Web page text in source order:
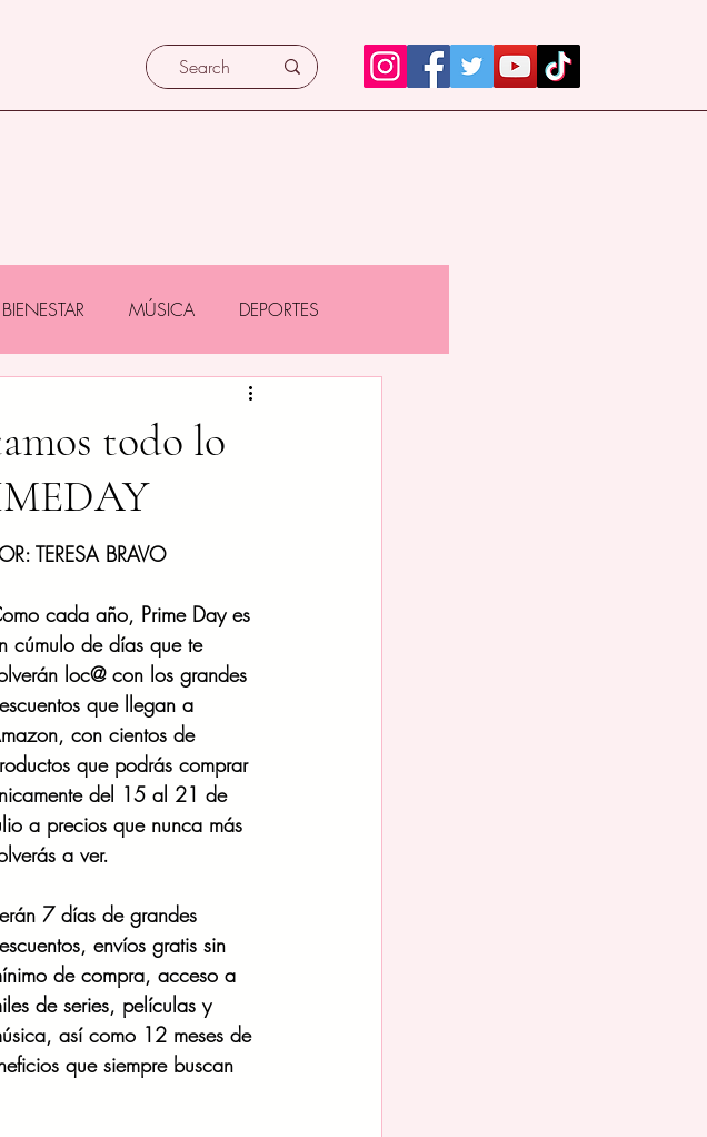
MÚSICA DEPORTES
todo lo
TERESA BRAVO
cada año, Prime Day es
cúmulo de días que te
loc@ con los grandes
que llegan a
con cientos de
que podrás comprar
del 15 al 21 de
a precios que nunca más
a ver.
7 días de grandes
envíos gratis sin
de compra, acceso a
de series, películas y
así como 12 meses de
que siempre buscan